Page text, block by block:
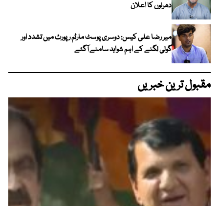
دھرنوں کا اعلان
میر رضا علی کیس: دوسری پوسٹ مارٹم رپورٹ میں تشدد اور
گولی لگنے کے اہم شواہد سامنے آگئے
مقبول ترین خبریں